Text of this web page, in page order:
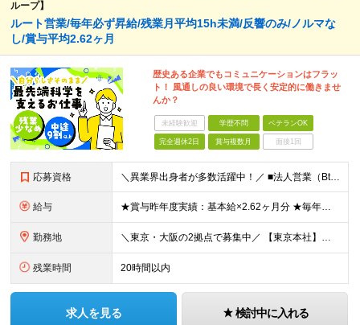
ループ】
ルート営業/毎年必ず昇給/残業月平均15h未満/反響のみ/ノルマな
し/賞与平均2.62ヶ月
歴史ある企業でもコミュニケーションはフラッ
ト！ 風通しの良い環境で長く安定的に働きませ
んか？
未経験歓迎 学歴不問 ベテランOK
完全週休2日 賞与複数月 面接1回
応募資格 ＼異業界出身者が多数活躍中！／ ■法人営業（BtoB）の経験をお持ちの方 ■普通自動車免許（AT限定可）をお持ちの方※入社までの取得可 ■理系のバックグラウンドをお持ちの方 （バイオサイエンスや自然科
給与 ★賞与昨年度実績：基本給×2.62ヶ月分 ★毎年必ず昇給する経験給制度あり！ ■月給：23万5000円〜45万円＋賞与年2回 ※経験・スキルを考慮し、当社規定の「バンド（等級）」に合わせて決定します
勤務地 ＼東京・大阪の2拠点で募集中／ 【東京本社】東京都江東区亀戸1-28-6 【大阪支店】大阪府大阪市東淀川区東中島1-13-25 ※ご希望の勤務地を考慮します。当面転勤は想定していません。 ご本人の希
残業時間 20時間以内
求人を見る 検討中に入れる